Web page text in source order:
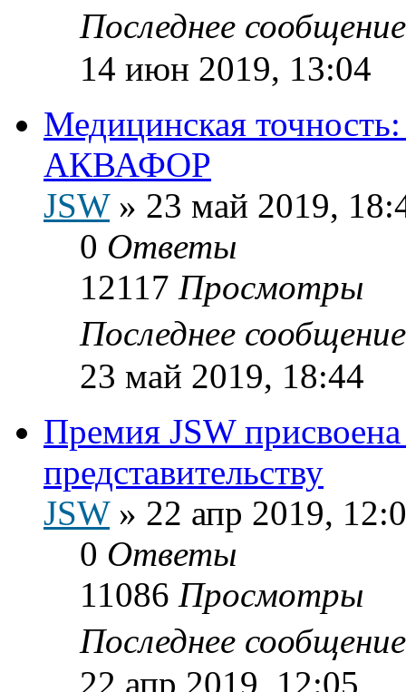
Последнее
14 июн 2019, 13:04
Медицинская
АКВАФОР
JSW» 23 май 2019,
0 Ответы
12117 Просмотры
Последнее
23 май 2019, 18:44
Премия JSW
представительству
JSW» 22 апр 2019,
0 Ответы
11086 Просмотры
Последнее
22 апр 2019, 12:05